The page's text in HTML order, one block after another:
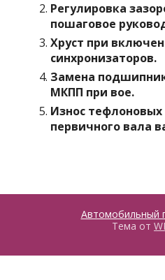
Регулировка
пошаговое
Хруст при
синхронизаторов.
Замена
МКПП при вое.
Износ
первичного вала
Автомобильный
Тема от